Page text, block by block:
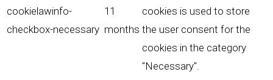
cookielawinfo-
checkbox-necessary
11
months
cookies is used to store
the user consent for the
cookies in the category
"Necessary".